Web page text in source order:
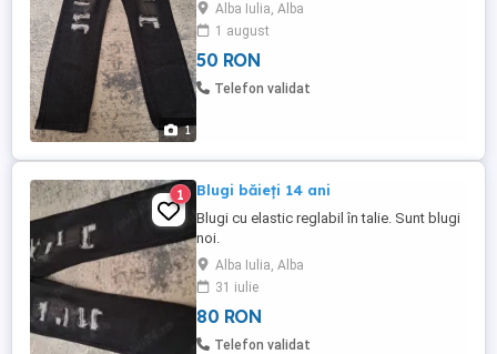
1
Alba Iulia, Alba
1 august
50 RON
Telefon validat
1 Blugi băieți 14 ani
Blugi cu elastic reglabil în talie. Sunt blugi
noi.
Alba Iulia, Alba
31 iulie
80 RON
Telefon validat